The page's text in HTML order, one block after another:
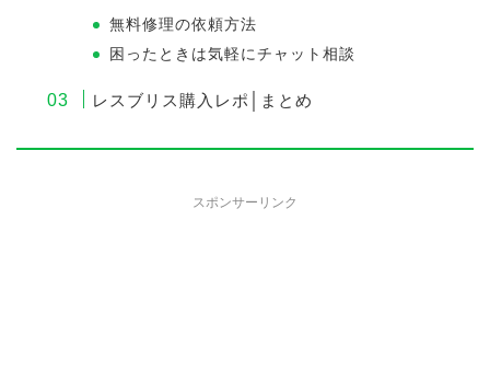
無料修理の依頼方法
困ったときは気軽にチャット相談
レスブリス購入レポ│まとめ
スポンサーリンク